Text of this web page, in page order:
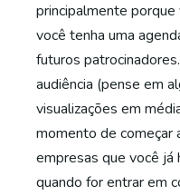
principalmente
você tenha uma
futuros
audiência (pense em
visualizações em
momento de começar
empresas que você já
quando for entrar em